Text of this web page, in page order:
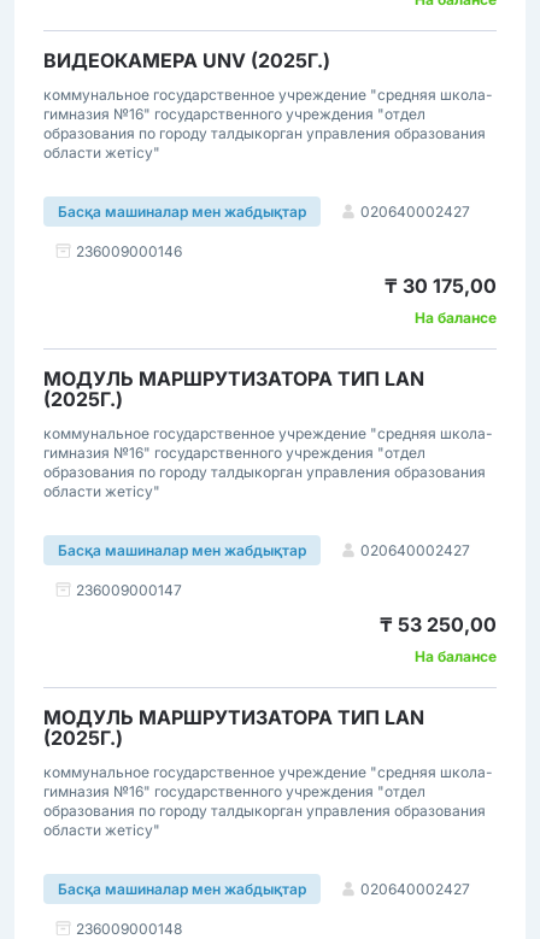
ВИДЕОКАМЕРА UNV (2025Г.)
коммунальное государственное учреждение "средняя школа-
гимназия №16" государственного учреждения "отдел
образования по городу талдыкорган управления образования
области жетісу"
Басқа машиналар мен жабдықтар 020640002427
236009000146
₸ 30 175,00
На балансе
МОДУЛЬ МАРШРУТИЗАТОРА ТИП LAN
(2025Г.)
коммунальное государственное учреждение "средняя школа-
гимназия №16" государственного учреждения "отдел
образования по городу талдыкорган управления образования
области жетісу"
Басқа машиналар мен жабдықтар 020640002427
236009000147
₸ 53 250,00
На балансе
МОДУЛЬ МАРШРУТИЗАТОРА ТИП LAN
(2025Г.)
коммунальное государственное учреждение "средняя школа-
гимназия №16" государственного учреждения "отдел
образования по городу талдыкорган управления образования
области жетісу"
Басқа машиналар мен жабдықтар 020640002427
236009000148